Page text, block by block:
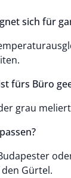
sich für
fürs Büro
grau
Gürtel.